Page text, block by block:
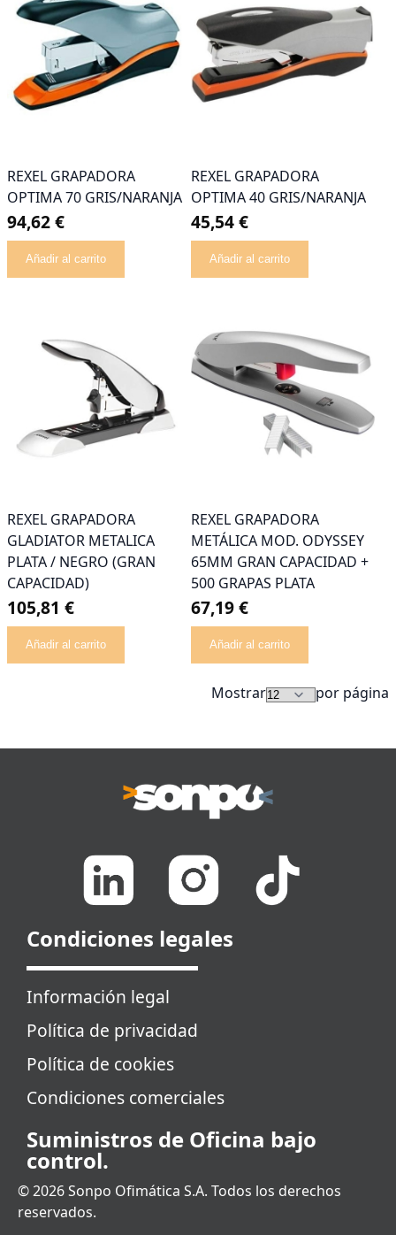
REXEL GRAPADORA
OPTIMA 70 GRIS/NARANJA
94,62 €
Añadir al carrito
REXEL GRAPADORA
OPTIMA 40 GRIS/NARANJA
45,54 €
Añadir al carrito
REXEL GRAPADORA
GLADIATOR METALICA
PLATA / NEGRO (GRAN
CAPACIDAD)
105,81 €
Añadir al carrito
REXEL GRAPADORA
METÁLICA MOD. ODYSSEY
65MM GRAN CAPACIDAD +
500 GRAPAS PLATA
67,19 €
Añadir al carrito
Mostrar por página
Condiciones legales
Información legal
Política de privacidad
Política de cookies
Condiciones comerciales
Suministros de Oficina bajo
control.
© 2026 Sonpo Ofimática S.A. Todos los derechos
reservados.